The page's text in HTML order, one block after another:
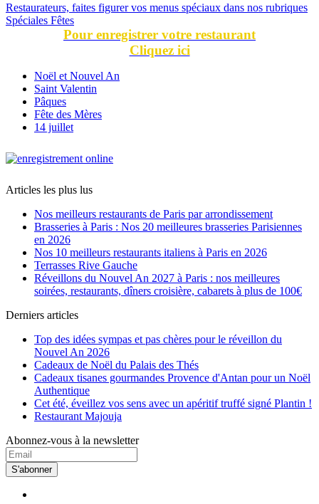
Restaurateurs, faites figurer vos menus spéciaux dans nos rubriques
Spéciales Fêtes
Pour enregistrer votre restaurant
Cliquez ici
Noël et Nouvel An
Saint Valentin
Pâques
Fête des Mères
14 juillet
Articles les plus lus
Nos meilleurs restaurants de Paris par arrondissement
Brasseries à Paris : Nos 20 meilleures brasseries Parisiennes
en 2026
Nos 10 meilleurs restaurants italiens à Paris en 2026
Terrasses Rive Gauche
Réveillons du Nouvel An 2027 à Paris : nos meilleures
soirées, restaurants, dîners croisière, cabarets à plus de 100€
Derniers articles
Top des idées sympas et pas chères pour le réveillon du
Nouvel An 2026
Cadeaux de Noël du Palais des Thés
Cadeaux tisanes gourmandes Provence d'Antan pour un Noël
Authentique
Cet été, éveillez vos sens avec un apéritif truffé signé Plantin !
Restaurant Majouja
Abonnez-vous à la newsletter
S'abonner